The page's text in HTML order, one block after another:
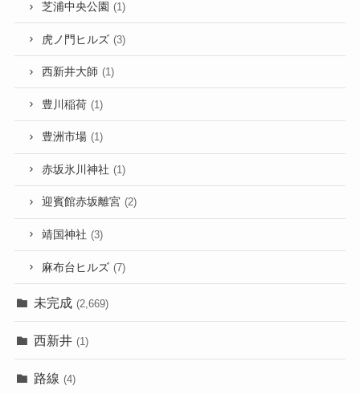
芝浦中央公園 (1)
虎ノ門ヒルズ (3)
西新井大師 (1)
豊川稲荷 (1)
豊洲市場 (1)
赤坂氷川神社 (1)
迎賓館赤坂離宮 (2)
靖国神社 (3)
麻布台ヒルズ (7)
未完成 (2,669)
西新井 (1)
路線 (4)